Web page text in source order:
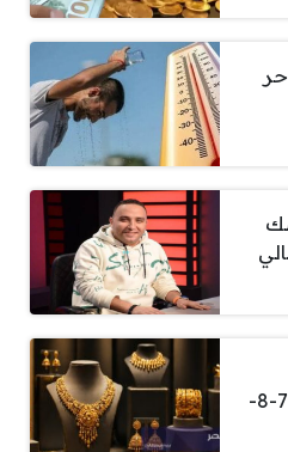
السعودية اليوم الجمعة 7-8-